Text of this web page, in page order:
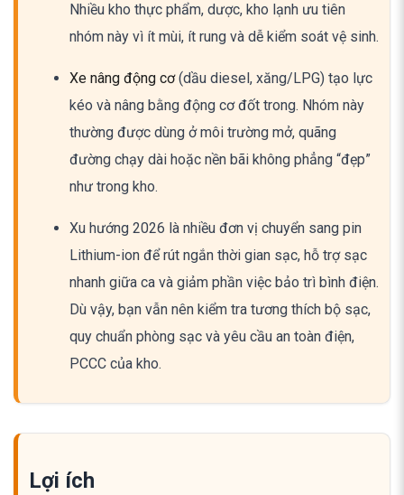
Nhiều kho thực phẩm, dược, kho lạnh ưu tiên
nhóm này vì ít mùi, ít rung và dễ kiểm soát vệ sinh.
Xe nâng động cơ(dầu diesel, xăng/LPG) tạo lực
kéo và nâng bằng động cơ đốt trong. Nhóm này
thường được dùng ở môi trường mở, quãng
đường chạy dài hoặc nền bãi không phẳng “đẹp”
như trong kho.
Xu hướng 2026 là nhiều đơn vị chuyển sang pin
Lithium-ion để rút ngắn thời gian sạc, hỗ trợ sạc
nhanh giữa ca và giảm phần việc bảo trì bình điện.
Dù vậy, bạn vẫn nên kiểm tra tương thích bộ sạc,
quy chuẩn phòng sạc và yêu cầu an toàn điện,
PCCC của kho.
Lợi ích